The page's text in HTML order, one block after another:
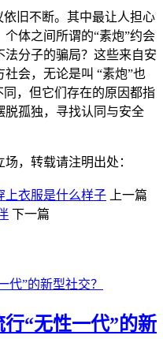
旧不断。其中最让人担心
体之间所谓的“素炮”约会
分子的骗局？这些来自安
会，无论是叫 “素炮”也
，但它们存在的原因都指
孤独，寻找认同与安全
，转载请注明出处：
上衣服是什么样子
上一篇
下一篇
“无性一代”的新